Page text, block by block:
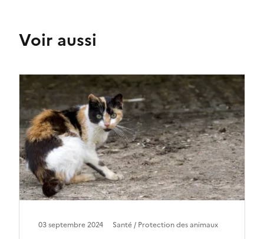
Voir aussi
03 septembre 2024 Santé / Protection des animaux